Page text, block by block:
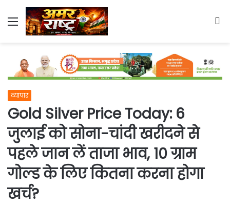
Menu
व्यापार
Gold Silver Price Today: 6
जुलाई को सोना-चांदी खरीदने से
पहले जान लें ताजा भाव, 10 ग्राम
गोल्ड के लिए कितना करना होगा
खर्च?